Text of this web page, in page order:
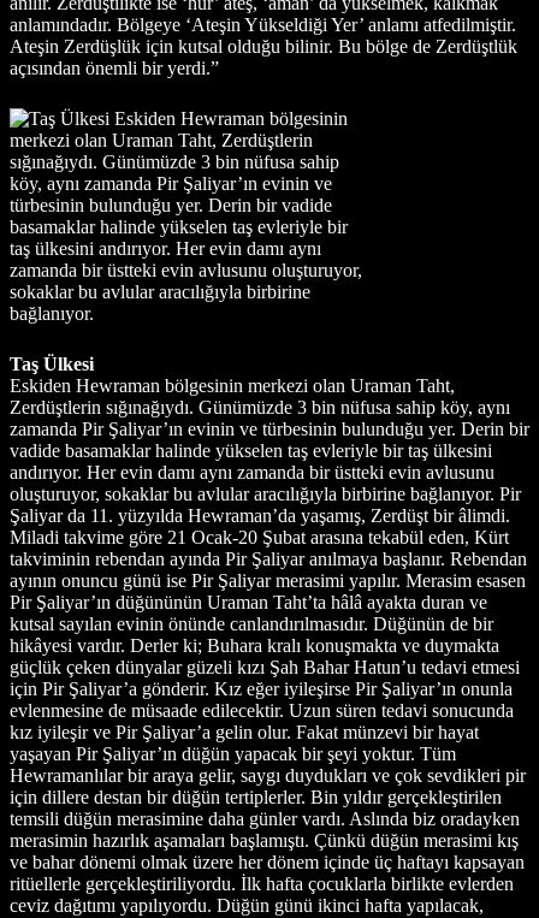
anlamındadır. Bölgeye ‘Ateşin Yükseldiği Yer’ anlamı atfedilmiştir.
Ateşin Zerdüşlük için kutsal olduğu bilinir. Bu bölge de Zerdüştlük
açısından önemli bir yerdi.”
Taş Ülkesi
Eskiden Hewraman bölgesinin merkezi olan Uraman Taht, Zerdüştlerin sığınağıydı. Günümüzde 3 bin nüfusa sahip köy, aynı zamanda Pir Şaliyar’ın evinin ve türbesinin bulunduğu yer. Derin bir vadide basamaklar halinde yükselen taş evleriyle bir taş ülkesini andırıyor. Her evin damı aynı zamanda bir üstteki evin avlusunu oluşturuyor, sokaklar bu avlular aracılığıyla birbirine bağlanıyor. Pir Şaliyar da 11. yüzyılda Hewraman’da yaşamış, Zerdüşt bir âlimdi. Miladi takvime göre 21 Ocak-20 Şubat arasına tekabül eden, Kürt takviminin rebendan ayında Pir Şaliyar anılmaya başlanır. Rebendan ayının onuncu günü ise Pir Şaliyar merasimi yapılır. Merasim esasen Pir Şaliyar’ın düğününün Uraman Taht’ta hâlâ ayakta duran ve kutsal sayılan evinin önünde canlandırılmasıdır. Düğünün de bir hikâyesi vardır. Derler ki; Buhara kralı konuşmakta ve duymakta güçlük çeken dünyalar güzeli kızı Şah Bahar Hatun’u tedavi etmesi için Pir Şaliyar’a gönderir. Kız eğer iyileşirse Pir Şaliyar’ın onunla evlenmesine de müsaade edilecektir. Uzun süren tedavi sonucunda kız iyileşir ve Pir Şaliyar’a gelin olur. Fakat münzevi bir hayat yaşayan Pir Şaliyar’ın düğün yapacak bir şeyi yoktur. Tüm Hewramanlılar bir araya gelir, saygı duydukları ve çok sevdikleri pir için dillere destan bir düğün tertiplerler. Bin yıldır gerçekleştirilen temsili düğün merasimine daha günler vardı. Aslında biz oradayken merasimin hazırlık aşamaları başlamıştı. Çünkü düğün merasimi kış ve bahar dönemi olmak üzere her dönem içinde üç haftayı kapsayan ritüellerle gerçekleştiriliyordu. İlk hafta çocuklarla birlikte evlerden ceviz dağıtımı yapılıyordu. Düğün günü ikinci hafta yapılacak, üçüncü hafta cuma günü ise Pir Şaliyar’ın yine Uraman Taht’ta bulunan kabrine ziyaret gerçekleşecekti. Aynı gün buğday ve cevizden yapılan, güneşi simgeleyen sarı ekmekler Pir Şaliyar’ın evine getirilip dağıtılacaktı. Sadece temsili düğün merasimi rebendan ayının ikinci haftası yapılıyordu. Diğer ritüeller bahar gelince tekrarlanıyordu. Düğünün gerçekleştiği gün ise çevredeki tüm yerleşim yerlerinden köye dervişler, ziyaretçiler gelecek, yemekler yapılacak, sonrasında ise evlerin önünde tefler çalınıp kol kola geçilip düğünün hayırlara vesile olması dileğiyle zikirler yapılacaktı. Temsili düğün gününe kadar çevredeki diğer köyleri ve önemli kentleri geziyorduk. Uraman Taht’tan geçen ve güneye doğru vadi boyunca akan Sirvan Nehri’ni takip ediyorduk. Yine nehir kenarına kurulu Selin köyünde mola verdiğimiz kahvede söz Pir Şaliyar’dan ve dervişlerden açılmıştı. Kahvedekiler merasim günü yapılacak zikire benzer bir ritüelin şimdi daha ileride Nav köyünde yapıldığından bahsedince toparlanıp yola düşmüştük. Şaho Dağı’nın tam karşısındaki vadinin yamaçlarına kurulu Nav köyüne girer girmez köyün mescidinden gelen zikir seslerini duyunca koşar adımlarla mescide yönelmiştik. Mescidin ortasında insanlar kol kola girip halka oluşturmuş, köşede çalınan teflerle kendilerinden geçmişlerdi. Ortada uzun saçlı dervişler halkadan bağımsız, kendilerini kaybetmiş, başlarını öne arkaya sallayıp duruyorlardı. Tef sesleri ve kendilerini kaybetmiş dervişlerin nidaları derin vadide yayılırken dışarıdaki köylüler mescidin önündeki büyük kazanlarda yemek pişiriyorlardı. Zikir bitiminde konuştuğumuz mescidin hocası Hacı Halil Seyyidiyan bu ritüelin Hz. Muhammed’in yaklaşan doğum haftasına ithafen yapıldığını anlatmıştı. Sabah dokuzda başlayan ritüel Kuran okunmasıyla başlıyor, ardından vaaz veriliyor ve sonrasında çalınan tefler ve söylenen ilahilerle zikire geçiliyordu. Yapılan yemekler de köylünün nezir dediği ve tutulan dileklerin kabulü sonrası verilen adaklardı. Adak sahibi kişiler böyle ritüellerin sonunda verilecek yemekten sorumlu olurlardı. Hewraman bölgesinde yaşayanlar çoğunlukla Şafii mezhebine bağlı. Tarikat olarak da Kadirilik ve Nakşibendilik hâkim. Zerdüştlükten sonra bölge İslamiyete geçmiş olsa da özellikle Irak’ın kuzeyini de kapsayan ve İran Kürdistan’ının neredeyse tamamında etkili olan Yaresan inancı uzun bir dönem bölgede varlık göstermiş. Yaresan cemaatine aynı zamanda Ehl-i Hak da denir. Dost-yoldaş anlamına gelen “yar” ile yaygın olarak sultan anlamında kullanılan “san” kelimelerinden oluşan Yaresan cemaatin bölgedeki genel adıdır. Cemaat üyeleri ise Ehl-i Hak adını kullanır. İran’da uzun bir dönem hâkim olan Zerdüştlük, İslamiyet sonrası bu bölgede İslami figürlerle karışıp Yaresan inancı ortaya çıkmış. Yaresan cemaati üzerine yıllarca araştırma yapmış M. Reza Hamze’ee Yaresan (Ehl-i Hak) isimli kitabında cemaatin tam anlamıyla beş dönemde şekil aldığını anlatır. Miladi 8. yüzyılda yaşamış Behlül ile ortaya çıkan bu inanç Şah Fezl, Baba Serheng, Şah Hoşin ve son olarak 15. yüzyılda Sultan Sehak ile birlikte dinsel örgütlenmeyi tamamlamış. Cemaatin filizlendiği yer ise şimdiki Kürdistan eyaletinin güneyinde yer alan Kermanşah ve çevresiydi. Esasen “Tenasüh” yani yeniden doğuş ve reenkarnasyon düşüncesi üzerine kurulu Yaresanlıkta Tanrının evreni yarattıktan sonra sırasıyla Hz. Ali’de, daha sonra da ismi geçen cemaat önderlerinin bedenlerinde tecelli ettiğine inanılır. Tüm yaratılış konularının, cemaate ait kuralların ve vecizelerin toplandığı “Serencam” isminde bir kitapları da vardır. Serencam, Yaresanların geçmişte yaşamış önemli önderlerinin, pirlerinin sözlerinden, beyitlerinden ve vecizelerinden oluşur. Başka irili ufaklı Yaresan dini metinleri olsa da hemen hepsinin toplandığı yegâne kitap Serencam’dır. M. Reza Hamze’ee, Serencam’da anlatılanların, Zerdüştlerin kutsal kitabı Avesta’da anlatılanlarla da benzerlikler taşıdığını söyler. Bölgede yaygın bir şekilde kullanılan Goranice, Serencam’ın da dilidir. Bu kitapta metinler Gorani nesir biçiminde başlar, nazım olarak devam eder. Yaresan metinlerindeki şiirlerin çoğu, her bir mısrası on heceli beyitlerdir. Başlangıçta yedi kola ayrılan cemaat daha sonraları dört kolun eklenmesiyle on bir koldan oluşmuş. Sayıları eskisine göre azalsa da bölgede hâlâ Yaresan cemaatine bağlı gruplar bulunuyor. Hatta birçok kaynakta Türkiye’deki Zazaların ve Kürt Alevilerinin Yaresan cemaatinden kopup gelen topluluklar olduğu söylenir. Kermanşah eyaletine bağlı Sahneh kentinde Yaresan’ın Ali-Elahi koluna mensup olan Derviş Ramtin ile sohbet ederken cemaatin dervişlerinin anlatıldığı bir kitapta Dersim piri Seyit Rıza’nın fotoğrafını da görmüştüm. Derviş Ramtin kendileri için kutsal sayılan dervişleri, pirleri anlatırken Seyit Rıza’ya da değinmişti. Zikirlerinde tambur ve tef çalınan bu grup İran’da mürtet yani dinden çıkmış kimseler olarak ilan edilip hep tehlike altında yaşamış. Ali-Elahiler için büyük öneme sahip dervişleri de geçmişte hâkim yönetimler tarafından öldürülmüş. Kendi içinde kapalı bir topluluk olarak yaşadıklarını söyleyen Derviş Ramtin, baskılardan ötürü zikirlerini de gizli bir şekilde gerçekleştirdiklerini, zikir sırasında önce Serencam’da yer alan vecizelerin ve büyük dervişlerin kelamlarını tekrarladıklarını, sonrasında tambur ve tefle beraber yine derviş kelamlarından oluşan ilahilerle kendilerinden geçtiklerini anlatmıştı. İnanç biçimleri değişse de en eski kültürel unsurların sürdürülmesinde İran’ın güçlü kültürel geçmişinin de etkisini unutmamak gerek. Uraman Taht köyünün idari anlamda bağlı olduğu Merivan kentinde misafiri olduğum Sosyolog Dr. Masoud Binandeh’le de bu konu üzerine konuşmuştuk. Giyim kuşamın, yaşam biçimlerinin, hemen hemen bütün kültürel unsurların pek değişmediğinden bahsetmişti Binandeh. Geçmişte Zerdüşti din adamlarının meczup görünüşlü, uzun saçlı ve sakallı oldukları, İslamiyet sonrası da dünyadan elini eteğini çekmiş dervişlerin neredeyse aynı görünüşe sahip oldukları da ayrı bir detay. Merivan’dayken yine peygamberin doğum haftasına ithafen kentteki birçok tekkede zikir yapılmıştı. Şeyh Abdulkadir Kesnezan Tekkesi’ni dolduran Kadiriler arasındaki dervişler zikirin en coşkulu anında, yerlerinden kalkıp başlarını saran sarıkları ve takkeleri bir tarafa atıp kol kola geçmişlerdi. Uzun saçlı dervişlerin huşu halleri diğer insanların da kendilerinden geçmelerini sağlamıştı. Kürtlerin yoğun olarak yaşadığı Kermanşah ve Kürdistan eyaletine ve genel olarak Batı İran’a geçmişte Medler, Akameniler, Partiyalılar ve Sasaniler gibi birçok başka halk ve kültürler egemen olmuştu. Çok eski zamanlardan 7. yüzyıldaki Arap işgaline kadar Kürtlerin çoğu Mezopotamya ve yerli Zagros dinlerinden etkilenen Mazdaizmin versiyonlarından birini takip etmekteydiler. Sasanilerin resmileştirdiği Zerdüştiliğin, imparatorluğun bu kısmını ne ölçüde etkilediğini kestirmek kolay değil. Fakat Doğu İran’a kıyasla Mecusi unsurlar, Zerdüşt inanışları bu bölgede İslamiyet sonrası da bir dönem etkiliydi. Yaresan’ın büyük din adamı Şah Hoşin bir şiirinde Pir Şaliyar adında birine Zerdüştlükte önemli bir mabet olan Anahita Mabedi’nin yıkılmasından söz eder. Aslına bakılırsa Pir Şaliyar, Hewramanlı Camasp’ın oğlu Hodadad’ın takma adıydı. Yaresan’ın başlıca kitabı Serencam’a göre genç Şaliyar, Şah Hoşin’le görüşmeye gitti ve yaklaşık otuz sene Delfan ve Lekistan’da Yafteh-e Kuh dolaylarında yaşadı. Şah Hoşin, onu Yaresan inançlarını yaymak üzere Hicri 5. yüzyıl sonlarına (11. yüzyıl) doğru öleceği yer olan Hewraman’a gönderdi. Pir Şaliyar’ın kendi şiirlerinden, vecizelerinden oluşan bir kitabının olduğunu da farklı kaynaklardan okumuştum. Kendisi de Gorani olan, 19. yüzyılın ilk yarısında yaşamış tarihçi Rashid Yasemi, bir araştırmasında, Kürt âlimlerinden duyduğu kadarıyla, Pir Şaliyar’ın ardında bir kitap bıraktığını belirtir. Yasemi araştırmasında Marifet-ül Pir Şaliyar (Pir Şaliyar’ın Bilgeliği) adıyla bilinen kitabın yabancılara gösterilmediğini, kitapta geçen vecizelerin farklı ortam ve zamanlarda kullanıldığını ekler. Yine aynı dönemlerde yaşamış başka bir tarihçi Mardux Kordestani de benzer bilgiler sunup Pir Şaliyar’ın şiirlerinin güzel ve arı bir Kürtçeyle yazıldığını söyler. Gittiğim hemen her yerde bu kitap hakkında sorular sorup araştırmalar yapsam da ne kitabın varlığına, ne de pirin şiirlerine dair sağlıklı bir bilgiye ulaşabildim. Bazı kişiler bö